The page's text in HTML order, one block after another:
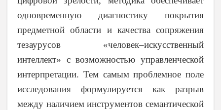
одновременную диагностику покрытия
предметной области и качества сопряжения
тезаурусов «человек–искусственный
интеллект» с возможностью управленческой
интерпретации. Тем самым проблемное поле
исследования формулируется как разрыв
между наличием инструментов семантической